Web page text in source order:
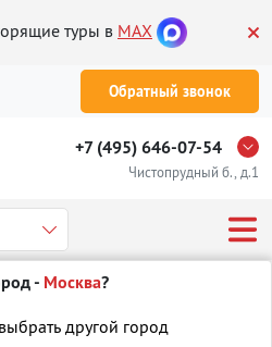
туры в MAX
Обратный звонок
+7 (495) 646-07-54
Чистопрудный б., д.1
- Москва?
другой город
Мальдивах Южный Мале Атолл